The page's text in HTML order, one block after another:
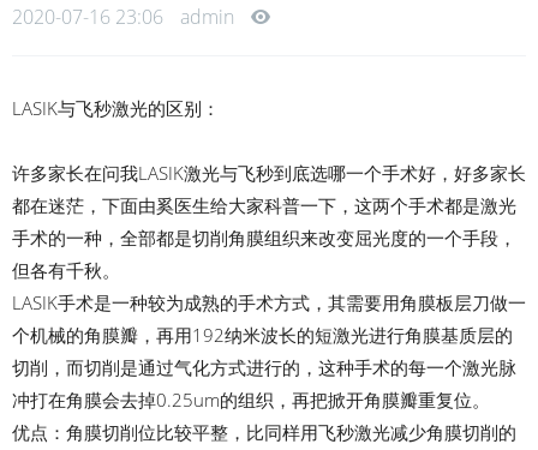
2020-07-16 23:06 admin
LASIK与飞秒激光的区别：
许多家长在问我LASIK激光与飞秒到底选哪一个手术好，好多家长
都在迷茫，下面由奚医生给大家科普一下，这两个手术都是激光
手术的一种，全部都是切削角膜组织来改变屈光度的一个手段，
但各有千秋。
LASIK手术是一种较为成熟的手术方式，其需要用角膜板层刀做一
个机械的角膜瓣，再用192纳米波长的短激光进行角膜基质层的
切削，而切削是通过气化方式进行的，这种手术的每一个激光脉
冲打在角膜会去掉0.25um的组织，再把掀开角膜瓣重复位。
优点：角膜切削位比较平整，比同样用飞秒激光减少角膜切削的